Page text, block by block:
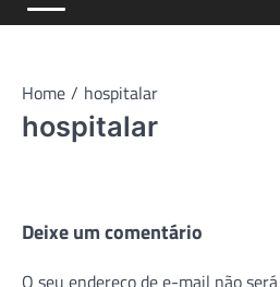
Home hospitalar
hospitalar
Deixe um comentário